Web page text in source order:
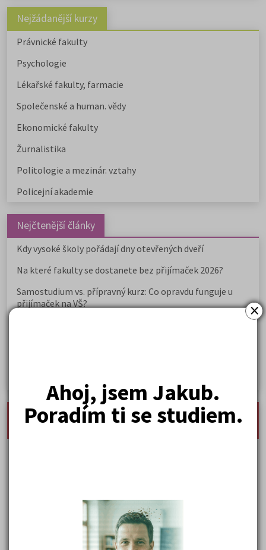
×
Ahoj, jsem Jakub.
Poradím ti se studiem.
Nejžádanější kurzy
Právnické fakulty
Psychologie
Lékařské fakulty, farmacie
Společenské a human. vědy
Ekonomické fakulty
Žurnalistika
Politologie a mezinár. vztahy
Policejní akademie
Nejčtenější články
Kdy vysoké školy pořádají dny otevřených dveří
Na které fakulty se dostanete bez přijímaček 2026?
Samostudium vs. přípravný kurz: Co opravdu funguje u
přijímaček na VŠ?
nejnovější seminárky, maturitní otázky a čtenářsky
deník
Důležité reakce organických sloučenin a jejich význam
Zákonitosti v elektronové struktuře